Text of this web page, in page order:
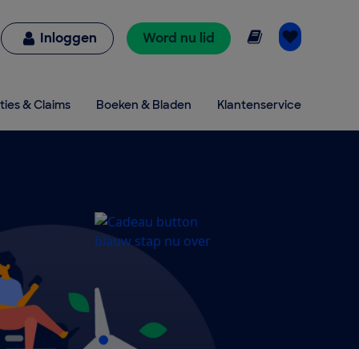
Inloggen Word nu lid Online lezen
& Claims Boeken & Bladen Klantenservice